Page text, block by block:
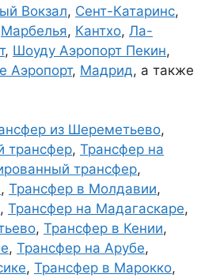
Вокзал, Сент-Катаринс,
Марбелья, Кантхо, Ла-
, Шоуду Аэропорт Пекин,
Аэропорт, Мадрид, а также
из Шереметьево,
трансфер, Трансфер на
трансфер,
, Трансфер в Молдавии,
, Трансфер на Мадагаскаре,
, Трансфер в Кении,
, Трансфер на Арубе,
, Трансфер в Марокко,